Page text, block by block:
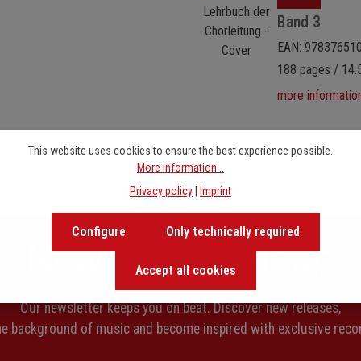
Band 3
EAN:
188 pages /
more
Newsletter signup
Our newsletter keeps you on beat. Discover new releases,
background of music and become inspired with exclusive
This website uses cookies to ensure the best experience possible.
More information...
Privacy policy| Imprint
Only technically required
Configure
Accept all cookies